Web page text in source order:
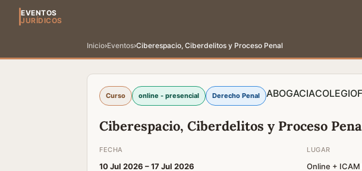
EVENTOS
JURÍDICOS
Inicio›Eventos›Ciberespacio, Ciberdelitos y Proceso Penal
Curso online - presencial Derecho Penal ABOGACIACOLEGIO
Ciberespacio, Ciberdelitos y Proceso
FECHA
10 Jul 2026 –17 Jul 2026
LUGAR
Online + ICAM